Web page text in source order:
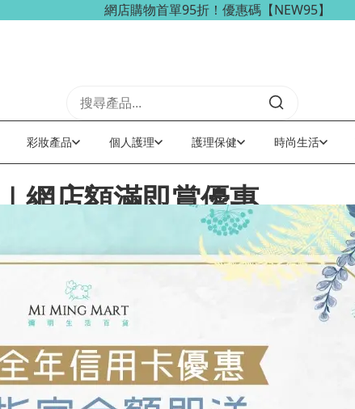
海外訂單可享免稅免運費優惠！
彩妝產品 個人護理 護理保健 時尚生活
網店額滿即賞優惠